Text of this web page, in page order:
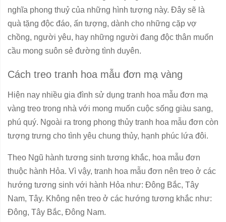
nghĩa phong thuỷ của những hình tượng này. Đây sẽ là
quà tặng độc đáo, ấn tượng, dành cho những cặp vợ
chồng, người yêu, hay những người đang độc thân muốn
cầu mong suôn sẻ đường tình duyên.
Cách treo tranh hoa mẫu đơn mạ vàng
Hiện nay nhiều gia đình sử dụng tranh hoa mẫu đơn mạ
vàng treo trong nhà với mong muốn cuộc sống giàu sang,
phú quý. Ngoài ra trong phong thủy tranh hoa mẫu đơn còn
tượng trưng cho tình yêu chung thủy, hạnh phúc lứa đôi.
Theo Ngũ hành tương sinh tương khắc, hoa mẫu đơn
thuộc hành Hỏa. Vì vậy, tranh hoa mẫu đơn nên treo ở các
hướng tương sinh với hành Hỏa như: Đông Bắc, Tây
Nam, Tây. Không nên treo ở các hướng tương khắc như:
Đông, Tây Bắc, Đông Nam.